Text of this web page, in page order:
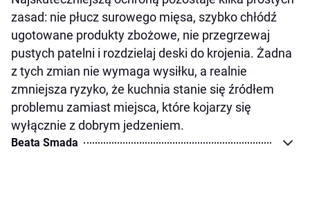
zasad: nie płucz surowego mięsa, szybko chłódź
ugotowane produkty zbożowe, nie przegrzewaj
pustych patelni i rozdzielaj deski do krojenia. Żadna
z tych zmian nie wymaga wysiłku, a realnie
zmniejsza ryzyko, że kuchnia stanie się źródłem
problemu zamiast miejsca, które kojarzy się
wyłącznie z dobrym jedzeniem.
Beata Smada